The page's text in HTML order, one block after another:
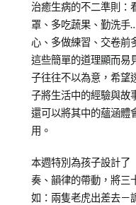
治癒生病的不二準則：
罩、多吃蔬果、勤洗
心、多做練習、交卷前
這些簡單的道理顯而易
子往往不以為意，希望
子將生活中的經驗與故
還可以將其中的蘊涵體
用。
本週特別為孩子設計了
奏、韻律的帶動，將三
如：兩隻老虎出差去－